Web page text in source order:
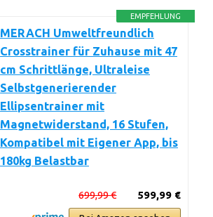
EMPFEHLUNG
MERACH Umweltfreundlich
Crosstrainer für Zuhause mit 47
cm Schrittlänge, Ultraleise
Selbstgenerierender
Ellipsentrainer mit
Magnetwiderstand, 16 Stufen,
Kompatibel mit Eigener App, bis
180kg Belastbar
599,99 €
699,99 €